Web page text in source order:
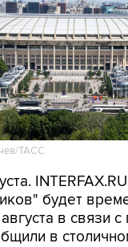
ТАСС
будет
в связи
в